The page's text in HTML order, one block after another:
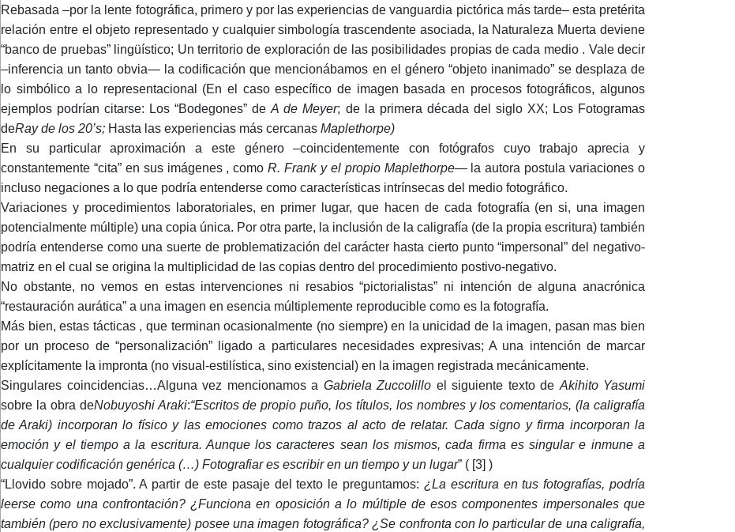
Rebasada –por la lente fotográfica, primero y por las experiencias de vanguardia pictórica más tarde– esta pretérita
relación entre el objeto representado y cualquier simbología trascendente asociada, la Naturaleza Muerta deviene
“banco de pruebas” lingüístico; Un territorio de exploración de las posibilidades propias de cada medio . Vale decir
–inferencia un tanto obvia— la codificación que mencionábamos en el género “objeto inanimado” se desplaza de
lo simbólico a lo representacional (En el caso específico de imagen basada en procesos fotográficos, algunos
ejemplos podrían citarse: Los “Bodegones” deA de Meyer; de la primera década del siglo XX; Los Fotogramas
deRay de los 20’s; Hasta las experiencias más cercanas Maplethorpe)
En su particular aproximación a este género –coincidentemente con fotógrafos cuyo trabajo aprecia y
constantemente “cita” en sus imágenes , comoR. Frank y el propio Maplethorpe— la autora postula variaciones o
incluso negaciones a lo que podría entenderse como características intrínsecas del medio fotográfico.
Variaciones y procedimientos laboratoriales, en primer lugar, que hacen de cada fotografía (en si, una imagen
potencialmente múltiple) una copia única. Por otra parte, la inclusión de la caligrafía (de la propia escritura) también
podría entenderse como una suerte de problematización del carácter hasta cierto punto “impersonal” del negativo-
matriz en el cual se origina la multiplicidad de las copias dentro del procedimiento postivo-negativo.
No obstante, no vemos en estas intervenciones ni resabios “pictorialistas” ni intención de alguna anacrónica
“restauración aurática” a una imagen en esencia múltiplemente reproducible como es la fotografía.
Más bien, estas tácticas , que terminan ocasionalmente (no siempre) en la unicidad de la imagen, pasan mas bien
por un proceso de “personalización” ligado a particulares necesidades expresivas; A una intención de marcar
explícitamente la impronta (no visual-estilística, sino existencial) en la imagen registrada mecánicamente.
Singulares coincidencias…Alguna vez mencionamos a Gabriela Zuccolillo el siguiente texto de Akihito Yasumi
sobre la obra deNobuyoshi Araki:“Escritos de propio puño, los títulos, los nombres y los comentarios, (la caligrafía
de Araki) incorporan lo físico y las emociones como trazos al acto de relatar. Cada signo y firma incorporan la
emoción y el tiempo a la escritura. Aunque los caracteres sean los mismos, cada firma es singular e inmune a
cualquier codificación genérica (…) Fotografiar es escribir en un tiempo y un lugar” ( [3] )
“Llovido sobre mojado”. A partir de este pasaje del texto le preguntamos: ¿La escritura en tus fotografías, podría
leerse como una confrontación? ¿Funciona en oposición a lo múltiple de esos componentes impersonales que
también (pero no exclusivamente) posee una imagen fotográfica? ¿Se confronta con lo particular de una caligrafía,